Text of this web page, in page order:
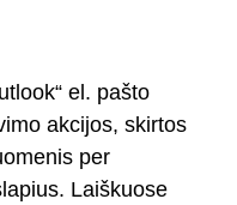
el. pašto
akcijos, skirtos
per
Laiškuose